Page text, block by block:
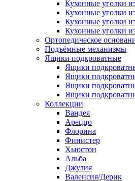
Кухонные уголки
Кухонные уголки
Кухонные уголки
Кухонные уголки
Ортопедическое
Подъёмные механизмы
Ящики подкроватные
Ящики
Ящики
Ящики
Ящики
Коллекции
Вандея
Ареццо
Флорина
Финистер
Хьюстон
Альба
Джулия
Валенсия/Дерик